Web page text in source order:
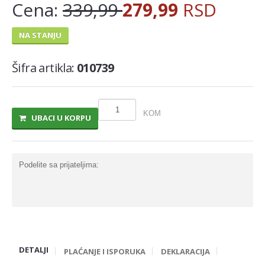
MLECNI PROIZVODI
TRAJNO I COKOLADNO MLEKO
SIR I SIRNI NAMAZI
PROIZVODI OD BILJ.MASTI I ULJA
VOCNI JOGURTI I PUDINZI
SVEZE MESO - RIBA
Cena: 339,99279,99 RSD
NA STANJU
Šifra artikla: 010739
KOM
UBACI U KORPU
Podelite sa prijateljima:
DETALJI PLAĆANJE I ISPORUKA DEKLARACIJA